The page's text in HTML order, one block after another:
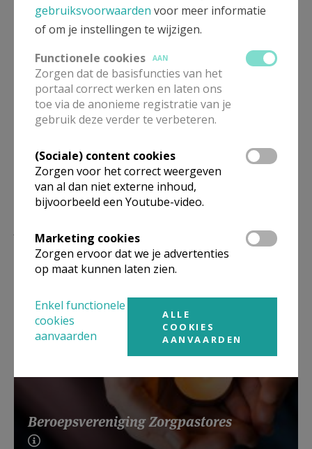
Belevingshuis Edward Poppe © Gracy Peelman
Lees meer
Beroepsvereniging Zorgpastores
gebruiksvoorwaarden voor meer informatie
of om je instellingen te wijzigen.
Functionele cookies
AAN
Zorgen dat de basisfuncties van het
portaal correct werken en laten ons
toe via de anonieme registratie van je
gebruik deze verder te verbeteren.
(Sociale) content cookies
Zorgen voor het correct weergeven
van al dan niet externe inhoud,
bijvoorbeeld een Youtube-video.
Marketing cookies
Zorgen ervoor dat we je advertenties
op maat kunnen laten zien.
Enkel functionele
cookies
aanvaarden
ALLE
COOKIES
AANVAARDEN